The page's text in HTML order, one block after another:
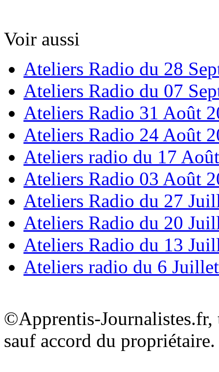
Voir aussi
Ateliers Radio du 28
Ateliers Radio du 07
Ateliers Radio 31 Août
Ateliers Radio 24 Août
Ateliers radio du 17
Ateliers Radio 03 Août
Ateliers Radio du 27
Ateliers Radio du 20
Ateliers Radio du 13
Ateliers radio du 6
©Apprentis-
sauf accord du propriétaire.